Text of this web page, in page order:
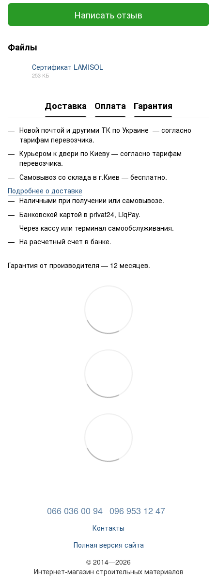
Написать отзыв
Файлы
Сертификат LAMISOL
253 КБ
Доставка Оплата Гарантия
Новой почтой и другими ТК по Украине — согласно
тарифам перевозчика.
Курьером к двери по Киеву — согласно тарифам
перевозчика.
Самовывоз со склада в г.Киев — бесплатно.
Подробнее о доставке
Наличными при получении или самовывозе.
Банковской картой в privat24, LiqPay.
Через кассу или терминал самообслуживания.
На расчетный счет в банке.
Гарантия от производителя — 12 месяцев.
066 036 00 94 096 953 12 47
Контакты
Полная версия сайта
© 2014—2026
Интернет-магазин строительных материалов